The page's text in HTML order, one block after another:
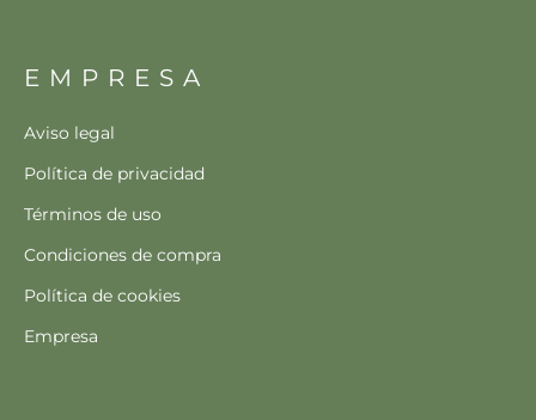
EMPRESA
Aviso legal
Política de privacidad
Términos de uso
Condiciones de compra
Política de cookies
Empresa